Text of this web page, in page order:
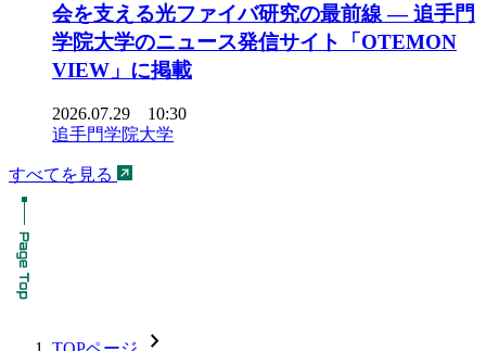
会を支える光ファイバ研究の最前線 ― 追手門
学院大学のニュース発信サイト「OTEMON
VIEW」に掲載
2026.07.29 10:30
追手門学院大学
すべてを見る
chevron_forward